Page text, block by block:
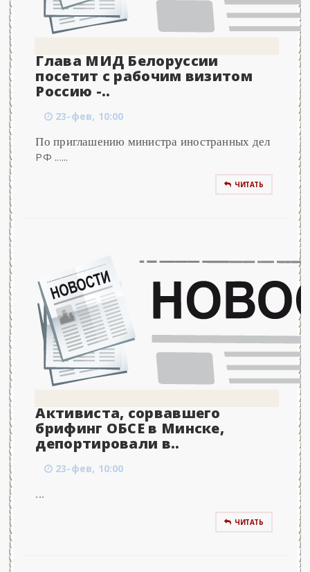
Глава МИД Белоруссии
посетит с рабочим визитом
Россию -..
23-фев, 10:00
По приглашению министра иностранных дел
РФ ......
ЧИТАТЬ
Активиста, сорвавшего
брифинг ОБСЕ в Минске,
депортировали в..
23-фев, 10:00
...
ЧИТАТЬ